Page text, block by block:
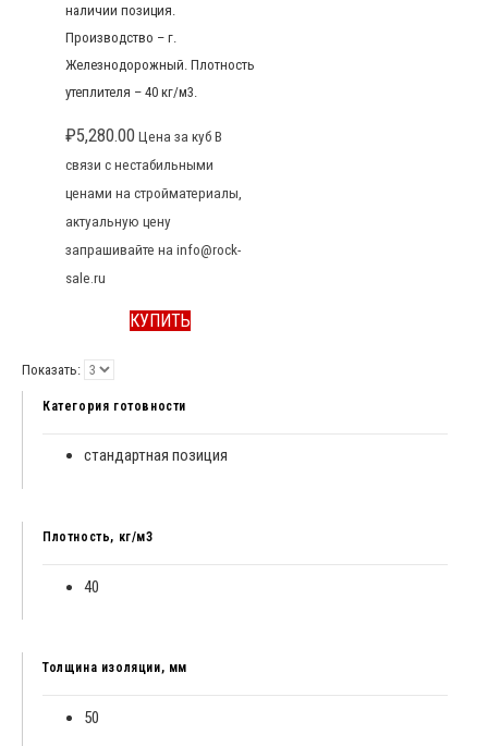
наличии позиция.
Производство – г.
Железнодорожный. Плотность
утеплителя – 40 кг/м3.
₽5,280.00 Цена за куб В
связи с нестабильными
ценами на стройматериалы,
актуальную цену
запрашивайте на info@rock-
sale.ru
КУПИТЬ
Показать:
Категория готовности
стандартная позиция
Плотность, кг/м3
40
Толщина изоляции, мм
50